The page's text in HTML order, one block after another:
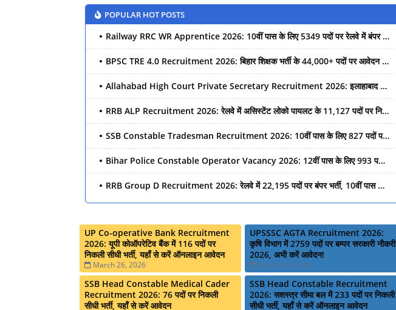
POPULAR HOT POSTS
Railway RRC WR Apprentice 2026: 10वीं पास के लिए 5349 पदों पर रेलवे में बंपर भर्ती, बिना परीक्षा डायरेक्ट चयन!
BPSC TRE 4.0 Recruitment 2026: बिहार शिक्षक भर्ती के 44,000+ पदों पर आवेदन शुरू, यहाँ से भरें फॉर्म
Allahabad High Court Private Secretary Recruitment 2026: इलाहाबाद हाईकोर्ट में प्राइवेट सेक्रेटरी के पदों पर निकली बंपर भर्ती, यहाँ से करें आवेदन
RRB ALP Recruitment 2026: रेलवे में असिस्टेंट लोको पायलट के 11,127 पदों पर निकली बंपर भर्ती, यहाँ से करें आवेदन!
SSB Constable Tradesman Recruitment 2026: 10वीं पास के लिए 827 पदों पर सरकारी नौकरी 2026 का सुनहरा मौका, यहाँ से करें आवेदन!
Bihar Police Constable Operator Vacancy 2026: 12वीं पास के लिए 993 पदों पर बंपर भर्ती, आज ही करें आवेदन!
RRB Group D Recruitment 2026: रेलवे में 22,195 पदों पर बंपर भर्ती, 10वीं पास के लिए सबसे बड़ी सरकारी नौकरी 2026!
BPSC APO Recruitment 2026: 300 पदों पर बंपर भर्ती, जाने आवेदन प्रक्रिया और योग्यता की पूरी जानकारी
UP Co-operative Bank Recruitment
2026: यूपी कोऑपरेटिव बैंक में 116 पदों पर
निकली सीधी भर्ती, यहाँ से करें ऑनलाइन आवेदन
March 26, 2026
UPSSSC AGTA Recruitment 2026:
कृषि विभाग में 2759 पदों पर बम्पर सरकारी नौकरी
2026, अभी करें आवेदन!
March 26, 2026
SSB Head Constable Medical Cader
Recruitment 2026: 76 पदों पर निकली
सीधी भर्ती, यहाँ से करें आवेदन
SSB Head Constable Recruitment
2026: सशस्त्र सीमा बल में 233 पदों पर निकली
सीधी भर्ती, यहाँ से करें ऑनलाइन आवेदन